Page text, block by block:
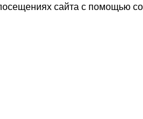
сайта с помощью